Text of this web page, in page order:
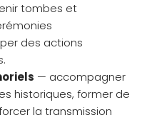
tombes et
des actions
— accompagner
historiques, former de
la transmission